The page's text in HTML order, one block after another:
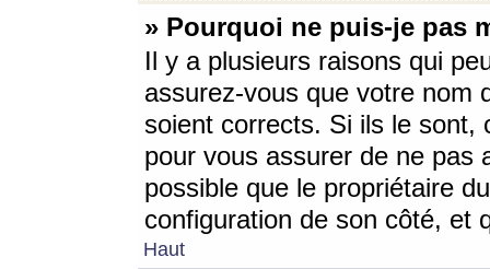
» Pourquoi ne puis-je pas
Il y a plusieurs raisons qui
assurez-vous que votre nom
soient corrects. Si ils le sont,
pour vous assurer de ne pas
possible que le propriétaire
configuration de son côté, et
Haut